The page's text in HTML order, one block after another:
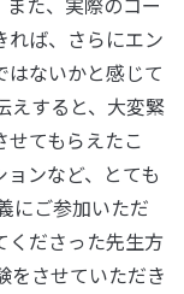
た、実際のコー
れば、さらにエン
はないかと感じて
えすると、大変緊
てもらえたこ
ンなど、とても
にご参加いただ
くださった先生方
をさせていただき